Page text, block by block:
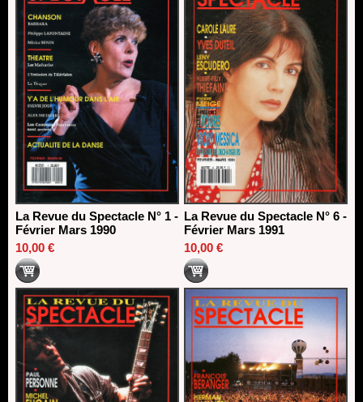
La Revue du Spectacle N° 1 -
Février Mars 1990
10,00 €
La Revue du Spectacle N° 6 -
Février Mars 1991
10,00 €